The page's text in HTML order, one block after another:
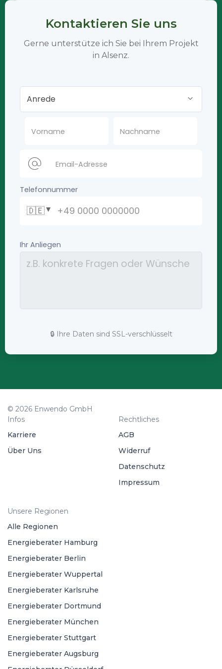
Kontaktieren Sie uns
Gerne unterstütze ich Sie bei Ihrem Projekt
in Alsenz.
🔒 Ihre Daten sind SSL-verschlüsselt
© 2026 Enwendo GmbH
Infos
Karriere
Über Uns
Rechtliches
AGB
Widerruf
Datenschutz
Impressum
Unsere Regionen
Alle Regionen
Energieberater Hamburg
Energieberater Berlin
Energieberater Wuppertal
Energieberater Karlsruhe
Energieberater Dortmund
Energieberater München
Energieberater Stuttgart
Energieberater Augsburg